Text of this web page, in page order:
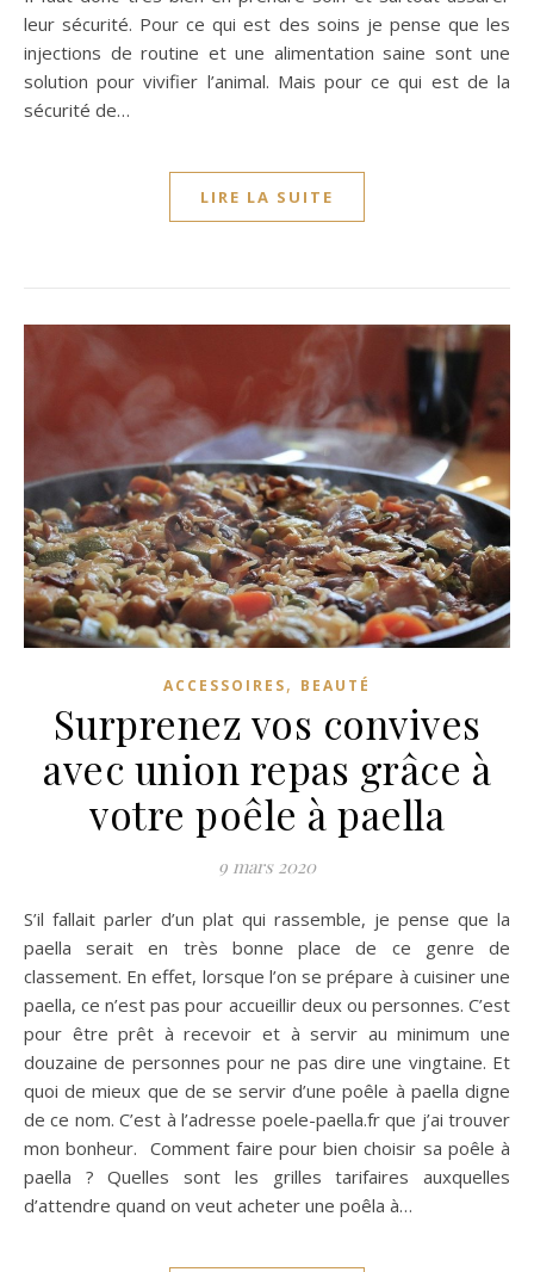
leur sécurité. Pour ce qui est des soins je pense que les
injections de routine et une alimentation saine sont une
solution pour vivifier l’animal. Mais pour ce qui est de la
sécurité de…
LIRE LA SUITE
ACCESSOIRES, BEAUTÉ
Surprenez vos convives
avec union repas grâce à
votre poêle à paella
9 mars 2020
S’il fallait parler d’un plat qui rassemble, je pense que la
paella serait en très bonne place de ce genre de
classement. En effet, lorsque l’on se prépare à cuisiner une
paella, ce n’est pas pour accueillir deux ou personnes. C’est
pour être prêt à recevoir et à servir au minimum une
douzaine de personnes pour ne pas dire une vingtaine. Et
quoi de mieux que de se servir d’une poêle à paella digne
de ce nom. C’est à l’adresse poele-paella.fr que j’ai trouver
mon bonheur. Comment faire pour bien choisir sa poêle à
paella ? Quelles sont les grilles tarifaires auxquelles
d’attendre quand on veut acheter une poêla à…